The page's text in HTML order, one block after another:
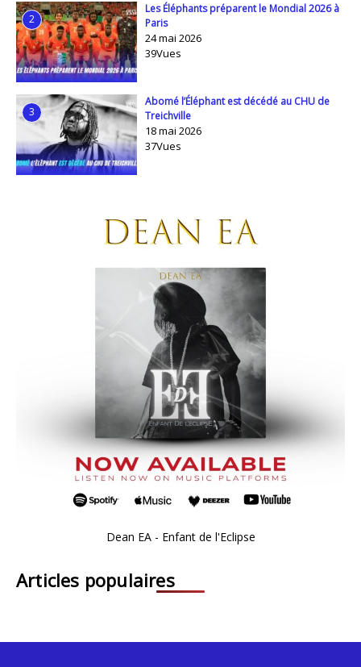
2
Les Éléphants préparent le Mondial 2026 à
Paris
24 mai 2026
39Vues
3
Abomé l’Éléphant est décédé au CHU de
Treichville
18 mai 2026
37Vues
Dean EA - Enfant de l'Eclipse
Articles populaires